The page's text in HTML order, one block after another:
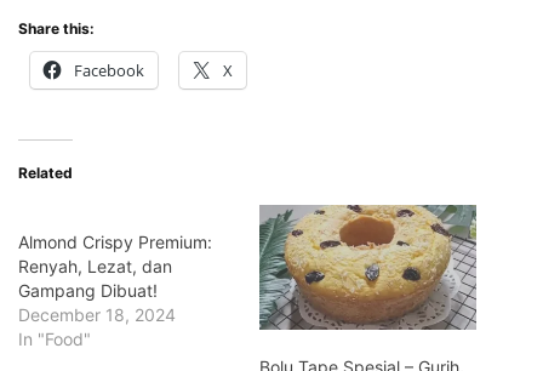
Share this:
Facebook X
Related
Almond Crispy Premium:
Renyah, Lezat, dan
Gampang Dibuat!
December 18, 2024
In "Food"
Bolu Tape Spesial – Gurih,